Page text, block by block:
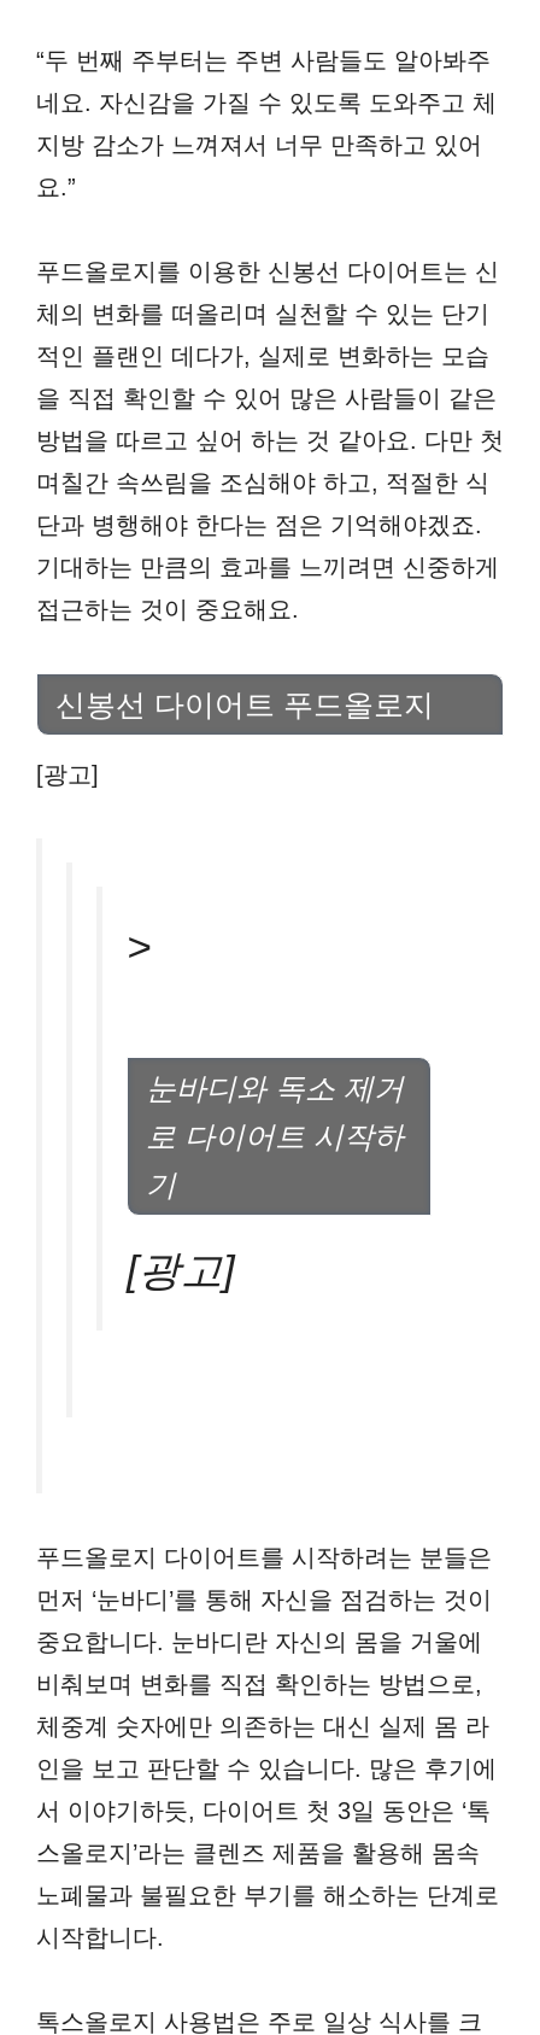
“두 번째 주부터는 주변 사람들도 알아봐주
네요. 자신감을 가질 수 있도록 도와주고 체
지방 감소가 느껴져서 너무 만족하고 있어
요.”
푸드올로지를 이용한 신봉선 다이어트는 신
체의 변화를 떠올리며 실천할 수 있는 단기
적인 플랜인 데다가, 실제로 변화하는 모습
을 직접 확인할 수 있어 많은 사람들이 같은
방법을 따르고 싶어 하는 것 같아요. 다만 첫
며칠간 속쓰림을 조심해야 하고, 적절한 식
단과 병행해야 한다는 점은 기억해야겠죠.
기대하는 만큼의 효과를 느끼려면 신중하게
접근하는 것이 중요해요.
신봉선 다이어트 푸드올로지
[광고]
>
눈바디와 독소 제거
로 다이어트 시작하
기
[광고]
푸드올로지 다이어트를 시작하려는 분들은
먼저 ‘눈바디’를 통해 자신을 점검하는 것이
중요합니다. 눈바디란 자신의 몸을 거울에
비춰보며 변화를 직접 확인하는 방법으로,
체중계 숫자에만 의존하는 대신 실제 몸 라
인을 보고 판단할 수 있습니다. 많은 후기에
서 이야기하듯, 다이어트 첫 3일 동안은 ‘톡
스올로지’라는 클렌즈 제품을 활용해 몸속
노폐물과 불필요한 부기를 해소하는 단계로
시작합니다.
톡스올로지 사용법은 주로 일상 식사를 크